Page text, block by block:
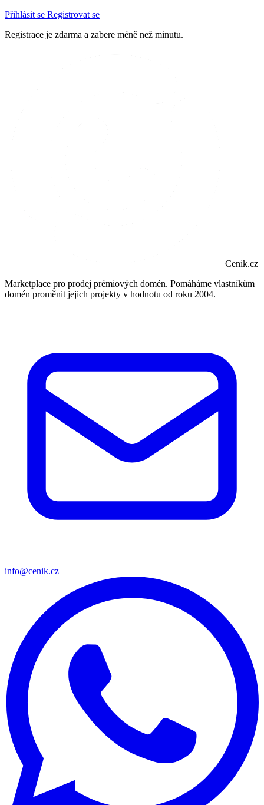
Přihlásit se Registrovat se
Registrace je zdarma a zabere méně než minutu.
Cenik.cz
Marketplace pro prodej prémiových domén. Pomáháme vlastníkům
domén proměnit jejich projekty v hodnotu od roku 2004.
info@cenik.cz